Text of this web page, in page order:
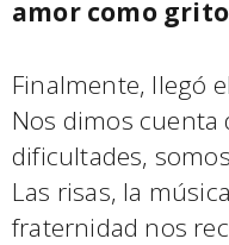
amor como
Finalmente, llegó
Nos dimos cuenta
dificultades,
Las risas, la
fraternidad nos